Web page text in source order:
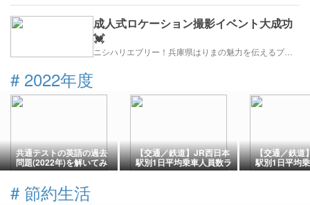
成人式ロケーション撮影イベント大成功
💓
# 2022年度
共通テストの英語の過去
問題(2022年)を解いてみ
た。傾向や対策
【交通／鉄道】JR西日本
駅別1日平均乗車人員数ラ
ンキング（2022年度）
【交通／鉄道
駅別1日平均
ンキング（
# 節約生活